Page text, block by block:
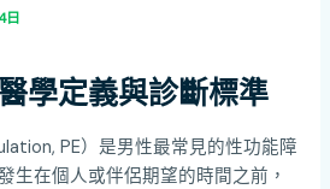
日
學定義與診斷標準
PE）是男性最常見的性功能障
生在個人或伴侶期望的時間之前，